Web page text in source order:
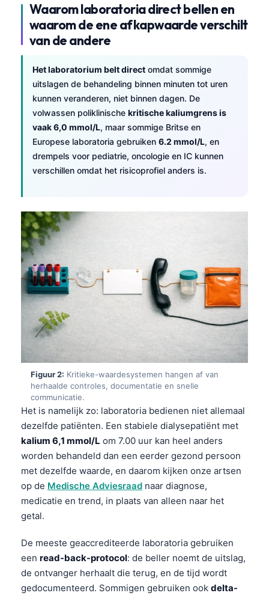
Waarom laboratoria direct bellen en
waarom de ene afkapwaarde verschilt
van de andere
Het laboratorium belt direct omdat sommige
uitslagen de behandeling binnen minuten tot uren
kunnen veranderen, niet binnen dagen. De
volwassen poliklinische kritische kaliumgrens is
vaak 6,0 mmol/L, maar sommige Britse en
Europese laboratoria gebruiken 6.2 mmol/L, en
drempels voor pediatrie, oncologie en IC kunnen
verschillen omdat het risicoprofiel anders is.
Figuur 2: Kritieke-waardesystemen hangen af van
herhaalde controles, documentatie en snelle
communicatie.
Het is namelijk zo: laboratoria bedienen niet allemaal
dezelfde patiënten. Een stabiele dialysepatiënt met
kalium 6,1 mmol/L om 7.00 uur kan heel anders
worden behandeld dan een eerder gezond persoon
met dezelfde waarde, en daarom kijken onze artsen
op de Medische Adviesraad naar diagnose,
medicatie en trend, in plaats van alleen naar het
getal.
De meeste geaccrediteerde laboratoria gebruiken
een read-back-protocol: de beller noemt de uitslag,
de ontvanger herhaalt die terug, en de tijd wordt
gedocumenteerd. Sommigen gebruiken ook delta-